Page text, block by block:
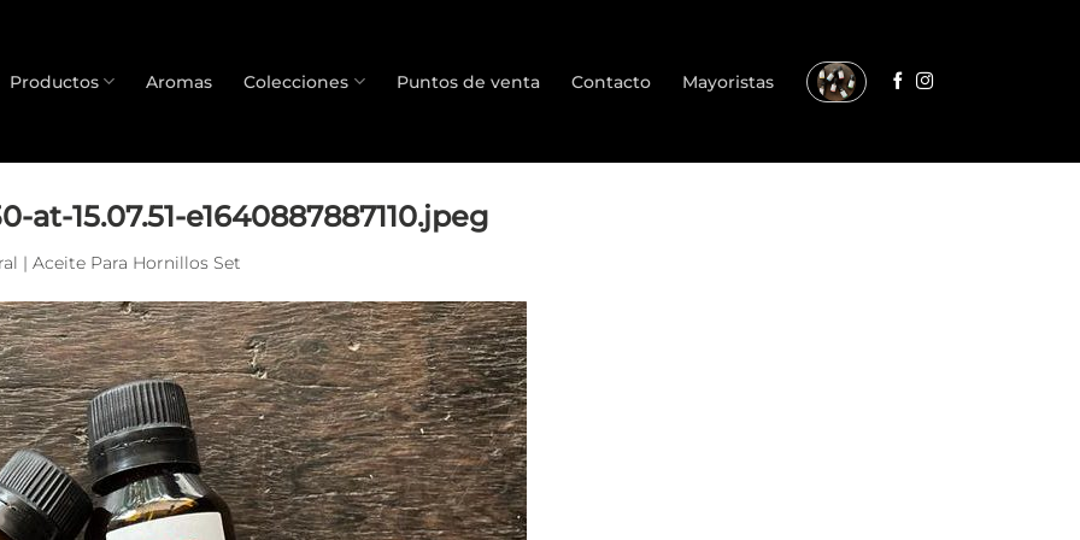
Productos Aromas Colecciones Puntos de venta Contacto Mayoristas
at-15.07.51-e1640887887110.jpeg
| Aceite Para Hornillos Set